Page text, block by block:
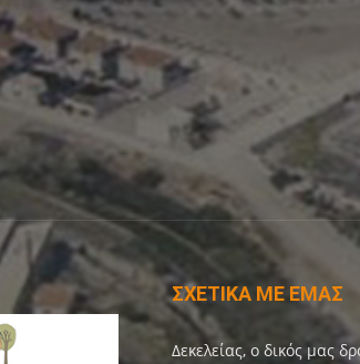
ΣΧΕΤΙΚΑ ΜΕ ΕΜΑΣ
Δεκελείας, ο δικός μας